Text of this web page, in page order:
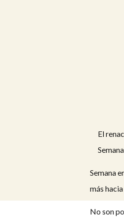
El
Semana
más
No son